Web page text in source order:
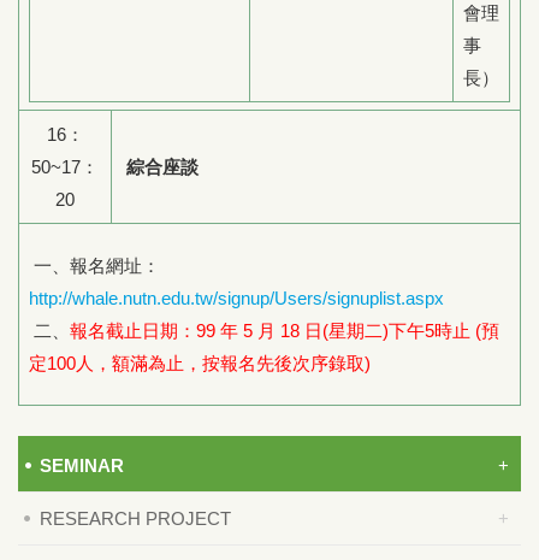
會理
事
長）
16：
50~17：
20
綜合座談
一、報名網址：
http://whale.nutn.edu.tw/signup/Users/signuplist.aspx
二、 報名截止日期：99 年 5 月 18 日(星期二)下午5時止 (預
定100人，額滿為止，按報名先後次序錄取)
SEMINAR
RESEARCH PROJECT